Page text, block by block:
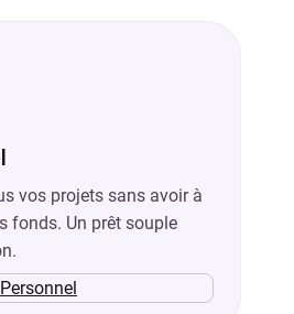
vos projets sans avoir à
fonds. Un prêt souple